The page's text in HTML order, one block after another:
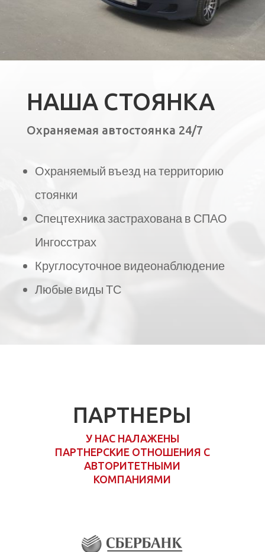
НАША СТОЯНКА
Охраняемая автостоянка 24/7
Охраняемый въезд на территорию
стоянки
Спецтехника застрахована в СПАО
Ингосстрах
Круглосуточное видеонаблюдение
Любые виды ТС
ПАРТНЕРЫ
У НАС НАЛАЖЕНЫ
ПАРТНЕРСКИЕ ОТНОШЕНИЯ С
АВТОРИТЕТНЫМИ
КОМПАНИЯМИ